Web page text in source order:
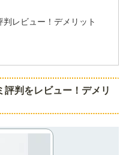
レビュー！デメリット
判をレビュー！デメリ